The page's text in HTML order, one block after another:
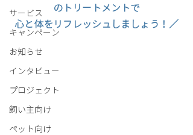
サービス
キャンペーン
お知らせ
インタビュー
プロジェクト
飼い主向け
ペット向け
のトリートメントで
心と体をリフレッシュしましょう！ ／